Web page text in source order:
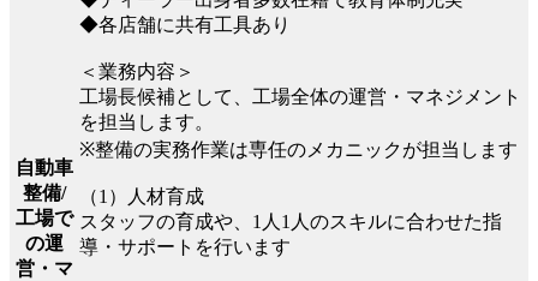
自動車
整備/
工場で
の運
営・マ
◆各店舗に共有工具あり
＜業務内容＞
工場長候補として、工場全体の運営・マネジメント
を担当します。
※整備の実務作業は専任のメカニックが担当します
（1）人材育成
スタッフの育成や、1人1人のスキルに合わせた指
導・サポートを行います